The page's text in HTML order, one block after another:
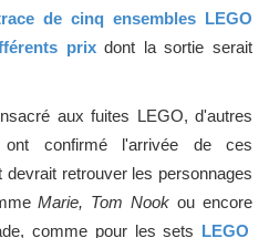
de cinq ensembles LEGO
prix dont la sortie serait
aux fuites LEGO, d'autres
ont confirmé l'arrivée de ces
retrouver les personnages
Marie, Tom Nookou encore
comme pour les sets LEGO